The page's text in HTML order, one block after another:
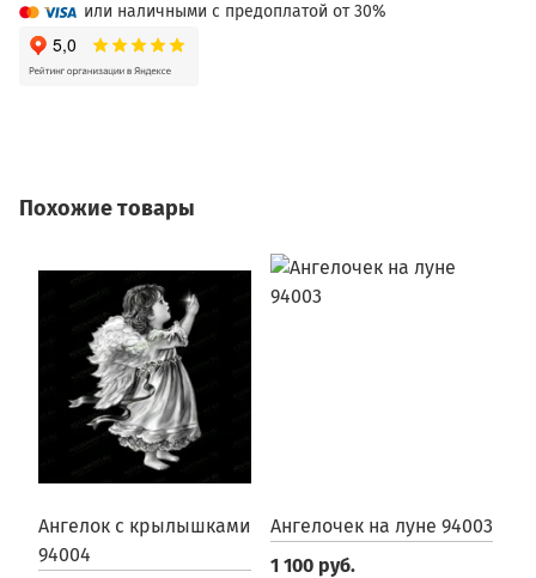
или наличными с предоплатой от 30%
Похожие товары
Ангелок с крылышками
94004
Ангелочек на луне 94003
1 100 руб.